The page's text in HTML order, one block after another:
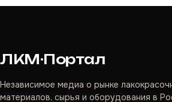
ЛКМ·Портал
Независимое медиа о рынке
материалов, сырья и оборудования в